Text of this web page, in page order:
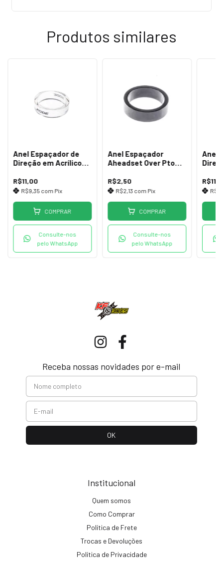
Produtos similares
Anel Espaçador de
Direção em Acrílico
R$11,00
R$9,35 com Pix
COMPRAR
Consulte-nos
pelo WhatsApp
Anel Espaçador
Aheadset Over Pto
R$2,50
R$2,13 com Pix
COMPRAR
Consulte-nos
pelo WhatsApp
Anel
Receba nossas novidades por e-mail
Institucional
Quem somos
Como Comprar
Política de Frete
Trocas e Devoluções
Política de Privacidade